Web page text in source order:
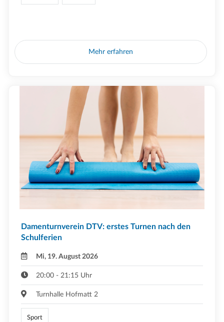
Mehr erfahren
Damenturnverein DTV: erstes Turnen nach den
Schulferien
Mi, 19. August 2026
20:00 - 21:15 Uhr
Turnhalle Hofmatt 2
Sport